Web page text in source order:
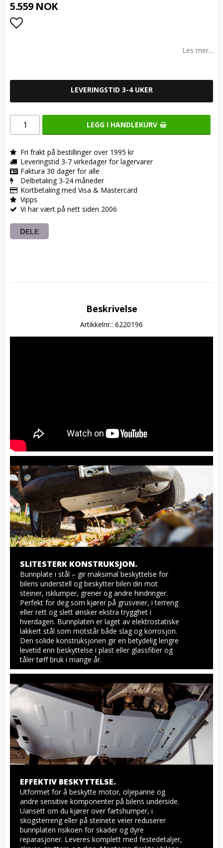
5.559 NOK
Les mer...
LEVERINGSTID 3-4 UKER
LEGG I HANDLEKURV
Fri frakt på bestillinger over 1995 kr
Leveringstid 3-7 virkedager for lagervarer
Faktura 30 dager for alle
Delbetaling 3-24 måneder
Kortbetaling med Visa & Mastercard
Vipps
Vi har vært på nett siden 2006
DELE
Beskrivelse
Artikkelnr.: 6220196
SLITESTERK KONSTRUKSJON.
Bunnplate i stål – gir maksimal beskyttelse for
bilens understell og beskytter bilen din mot
steiner, isklumper, grener og andre hindringer.
Perfekt for deg som kjører på grusveier, i terreng
eller rett og slett ønsker ekstra trygghet i
hverdagen. Bunnplaten er laget av elektrostatiske
lakkert stål som motstår både slag og korrosjon.
Den solide konstruksjonen gir en betydelig lengre
levetid enn beskyttelse i plast eller glassfiber og
tåler tøff bruk i mange år.
EFFEKTIV BESKYTTELSE.
Utformet for å beskytte motor, oljepanne og
andre sensitive komponenter på bilens underside.
Uansett om du kjører over fartshumper, i
skogsterreng eller på steinete veier reduserer
bunnplaten risikoen for skader og dyre
reparasjoner. Leveres komplett med festedetaljer,